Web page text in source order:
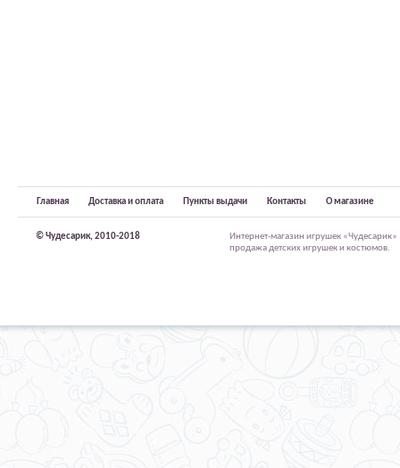
Главная Доставка и оплата Пункты выдачи Контакты О магазине
© Чудесарик, 2010-2018
Интернет-магазин игрушек
продажа детских игрушек и костюмов.